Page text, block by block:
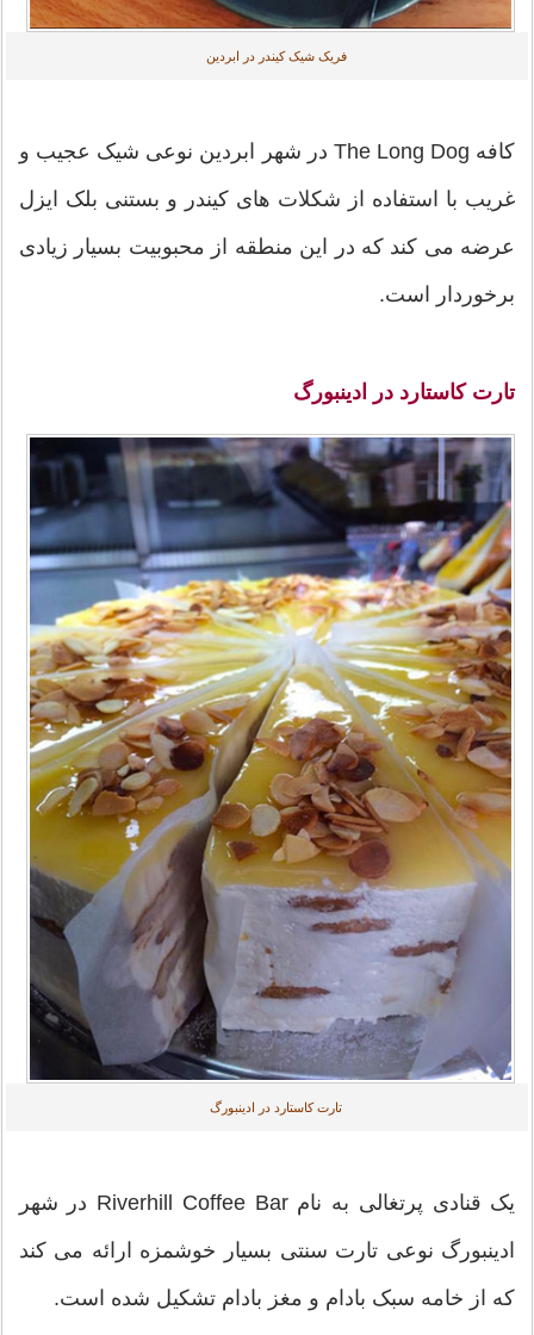
فریک شیک کیندر در ابردین
کافه The Long Dog در شهر ابردین نوعی شیک عجیب و
غریب با استفاده از شکلات های کیندر و بستنی بلک ایزل
عرضه می کند که در این منطقه از محبوبیت بسیار زیادی
برخوردار است.
تارت کاستارد در ادینبورگ
تارت کاستارد در ادینبورگ
یک قنادی پرتغالی به نام Riverhill Coffee Bar در شهر
ادینبورگ نوعی تارت سنتی بسیار خوشمزه ارائه می کند
که از خامه سبک بادام و مغز بادام تشکیل شده است.